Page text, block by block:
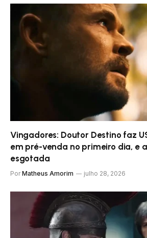
Vingadores: Doutor Destino faz
em pré-venda no primeiro dia, e
esgotada
Por Matheus Amorim julho 28, 2026